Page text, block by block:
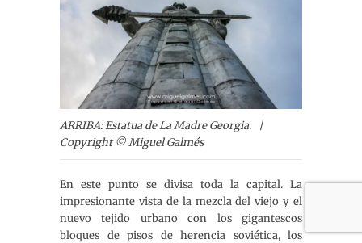
ARRIBA: Estatua de La Madre Georgia. |
Copyright © Miguel Galmés
En este punto se divisa toda la capital. La
impresionante vista de la mezcla del viejo y el
nuevo tejido urbano con los gigantescos
bloques de pisos de herencia soviética, los